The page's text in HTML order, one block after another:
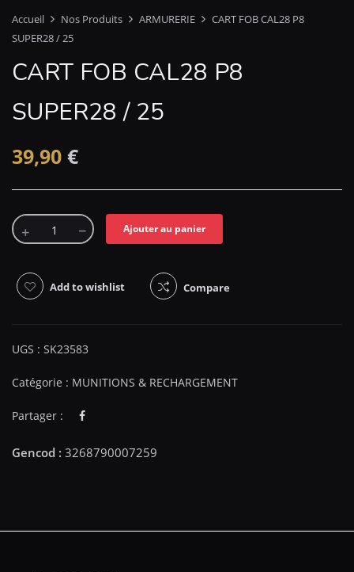
Accueil Nos Produits ARMURERIE
CART FOB CAL28 P8
SUPER28 / 25
CART FOB CAL28 P8
SUPER28 / 25
39,90 €
Ajouter au panier
Add to wishlist Compare
UGS : SK23583
Catégorie : MUNITIONS & RECHARGEMENT
Partager :